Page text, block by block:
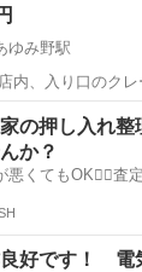
ゆみ野駅
内、入り口のクレ
てるカプセルを
あゆみ野駅
家の押し入れ
か？
悪くてもOK🙆‍♀️査
好です！ 電